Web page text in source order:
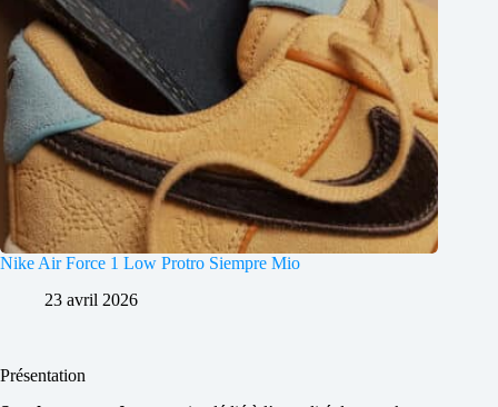
Nike Air Force 1 Low Protro Siempre Mio
23 avril 2026
Présentation